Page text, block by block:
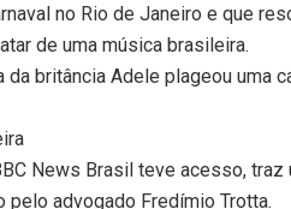
no Rio de Janeiro e que
de uma música brasileira.
britância Adele plageou uma
News Brasil teve acesso,
pelo advogado Fredímio Trotta.